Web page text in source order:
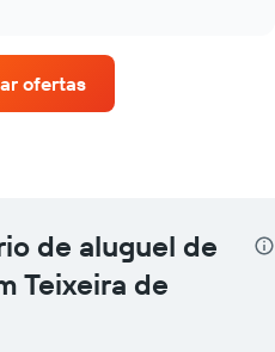
ofertas
de aluguel de
Teixeira de